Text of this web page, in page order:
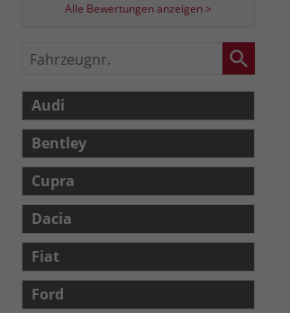
Alle Bewertungen anzeigen >
Fahrzeugnr.
Audi
Bentley
Cupra
Dacia
Fiat
Ford